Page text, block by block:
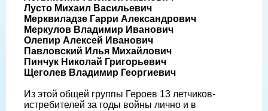
Лусто Михаил Васильевич
Мерквиладзе Гарри Александрович
Меркулов Владимир Иванович
Олепир Алексей Иванович
Павловский Илья Михайлович
Пинчук Николай Григорьевич
Щеголев Владимир Георгиевич
Из этой общей группы Героев 13 летчиков-
истребителей за годы войны лично и в